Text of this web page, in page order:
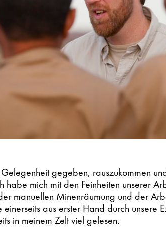
gegeben, rauszukommen
habe mich mit den Feinheiten unserer
manuellen Minenräumung und der
aus erster Hand durch unsere
in meinem Zelt viel gelesen.